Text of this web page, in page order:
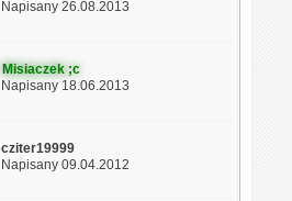
Napisany 26.08.2013
Misiaczek ;c
Napisany 18.06.2013
cziter19999
Napisany 09.04.2012